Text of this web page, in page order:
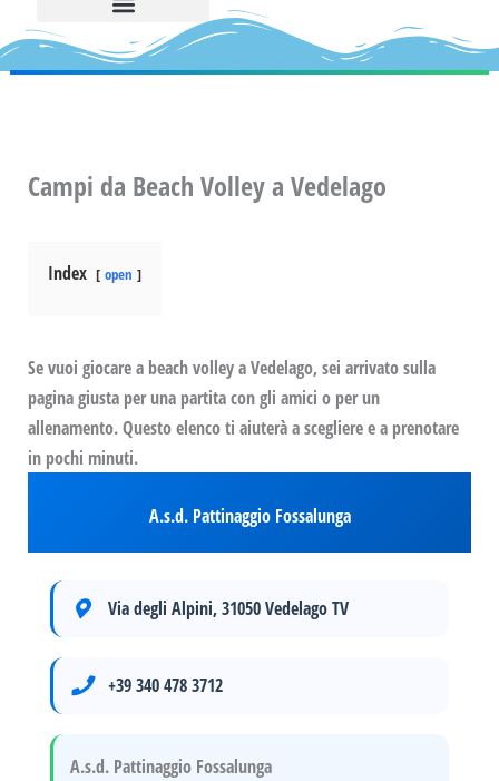
Campi da Beach Volley a Vedelago
Index open
Se vuoi giocare a beach volley a Vedelago, sei arrivato sulla
pagina giusta per una partita con gli amici o per un
allenamento. Questo elenco ti aiuterà a scegliere e a prenotare
in pochi minuti.
A.s.d. Pattinaggio Fossalunga
Via degli Alpini, 31050 Vedelago TV
+39 340 478 3712
A.s.d. Pattinaggio Fossalunga